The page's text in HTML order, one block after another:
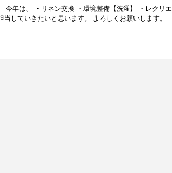
今年は、 ・リネン交換 ・環境整備【洗濯】 ・レクリエ
していきたいと思います。 よろしくお願いします。